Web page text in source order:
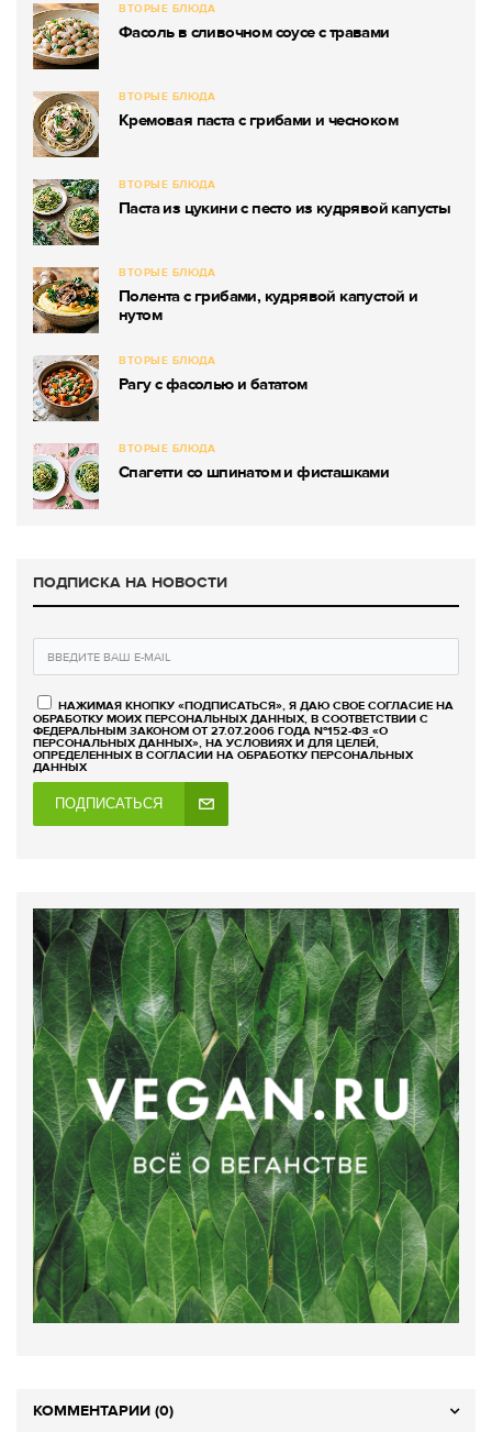
ВТОРЫЕ БЛЮДА
Фасоль в сливочном соусе с травами
ВТОРЫЕ БЛЮДА
Кремовая паста с грибами и чесноком
ВТОРЫЕ БЛЮДА
Паста из цукини с песто из кудрявой капусты
ВТОРЫЕ БЛЮДА
Полента с грибами, кудрявой капустой и
нутом
ВТОРЫЕ БЛЮДА
Рагу с фасолью и бататом
ВТОРЫЕ БЛЮДА
Спагетти со шпинатом и фисташками
ПОДПИСКА НА НОВОСТИ
НАЖИМАЯ КНОПКУ «ПОДПИСАТЬСЯ», Я ДАЮ СВОЕ СОГЛАСИЕ НА
ОБРАБОТКУ МОИХ ПЕРСОНАЛЬНЫХ ДАННЫХ, В СООТВЕТСТВИИ С
ФЕДЕРАЛЬНЫМ ЗАКОНОМ ОТ 27.07.2006 ГОДА №152-ФЗ «О
ПЕРСОНАЛЬНЫХ ДАННЫХ», НА УСЛОВИЯХ И ДЛЯ ЦЕЛЕЙ,
ОПРЕДЕЛЕННЫХ В СОГЛАСИИ НА ОБРАБОТКУ ПЕРСОНАЛЬНЫХ
ДАННЫХ
ПОДПИСАТЬСЯ
КОММЕНТАРИИ (0)